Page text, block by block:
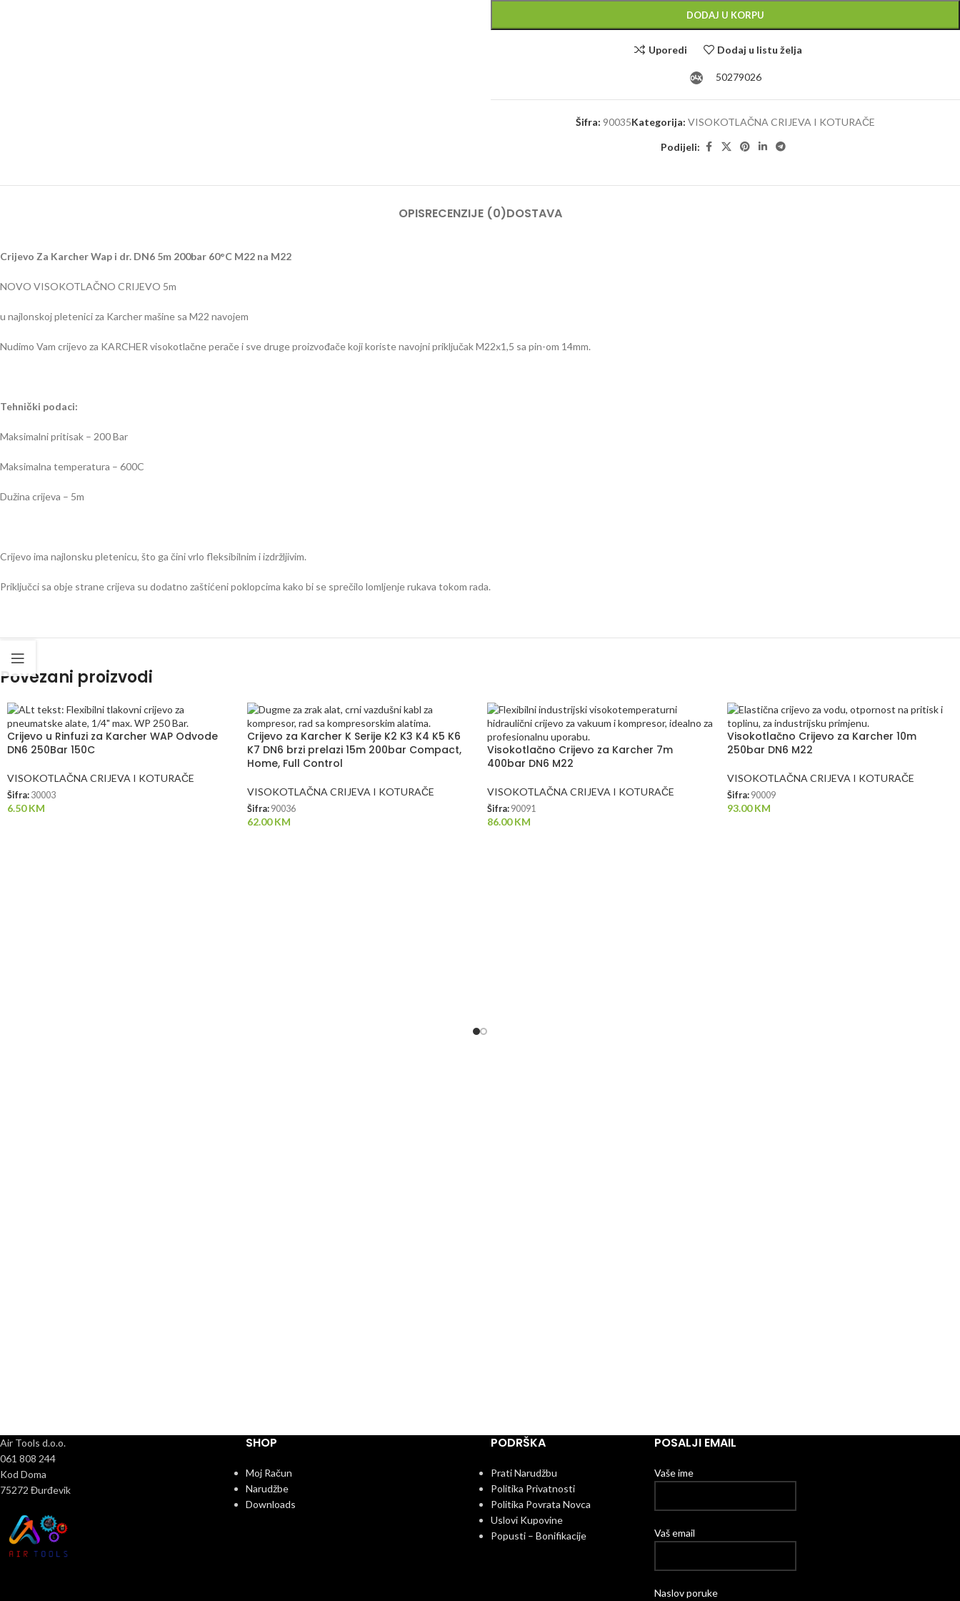
DODAJ U KORPU
Uporedi Dodaj u listu želja
50279026
Šifra: 90035Kategorija: VISOKOTLAČNA CRIJEVA I KOTURAČE
Podijeli:
OPISRECENZIJE (0)DOSTAVA
Crijevo Za Karcher Wap i dr. DN6 5m 200bar 60°C M22 na M22
NOVO VISOKOTLAČNO CRIJEVO 5m
u najlonskoj pletenici za Karcher mašine sa M22 navojem
Nudimo Vam crijevo za KARCHER visokotlačne perače i sve druge proizvođače koji koriste navojni priključak M22x1,5 sa pin-om 14mm.
Tehnički podaci:
Maksimalni pritisak – 200 Bar
Maksimalna temperatura – 600C
Dužina crijeva – 5m
Crijevo ima najlonsku pletenicu, što ga čini vrlo fleksibilnim i izdržljivim.
Priključci sa obje strane crijeva su dodatno zaštićeni poklopcima kako bi se sprečilo lomljenje rukava tokom rada.
Povezani proizvodi
Crijevo u Rinfuzi za Karcher WAP Odvode
DN6 250Bar 150C
VISOKOTLAČNA CRIJEVA I KOTURAČE
Šifra: 30003
6.50KM
Crijevo za Karcher K Serije K2 K3 K4 K5 K6
K7 DN6 brzi prelazi 15m 200bar Compact,
Home, Full Control
VISOKOTLAČNA CRIJEVA I KOTURAČE
Šifra: 90036
62.00KM
Visokotlačno Crijevo za Karcher 7m
400bar DN6 M22
VISOKOTLAČNA CRIJEVA I KOTURAČE
Šifra: 90091
86.00KM
Visokotlačno Crijevo za Karcher 10m
250bar DN6 M22
VISOKOTLAČNA CRIJEVA I KOTURAČE
Šifra: 90009
93.00KM
Air Tools d.o.o.
061 808 244
Kod Doma
75272 Đurđevik
SHOP
Moj Račun
Narudžbe
Downloads
PODRŠKA
Prati Narudžbu
Politika Privatnosti
Politika Povrata Novca
Uslovi Kupovine
Popusti – Bonifikacije
POSALJI EMAIL
Vaše ime
Vaš email
Naslov poruke